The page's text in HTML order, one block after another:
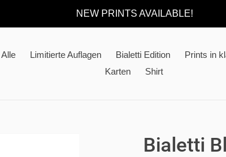
NEW PRINTS AVAILABLE!
Alle Limitierte Auflagen Bialetti Edition
Prints in
Karten
Shirt
Bialetti